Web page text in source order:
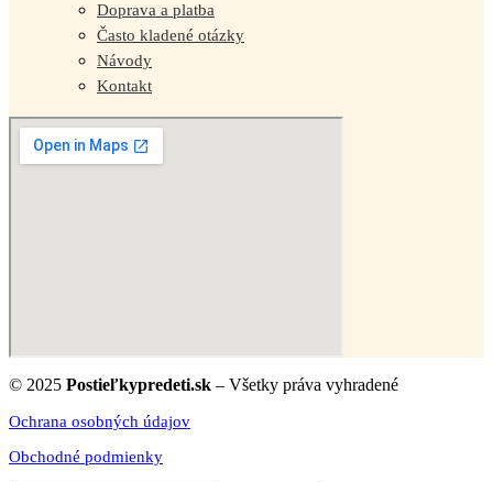
Doprava a platba
Často kladené otázky
Návody
Kontakt
© 2025 Postieľkypredeti.sk – Všetky práva vyhradené
Ochrana osobných údajov
Obchodné podmienky